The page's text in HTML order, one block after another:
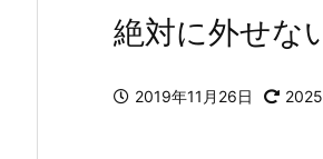
絶対に外せな
2019年11月26日